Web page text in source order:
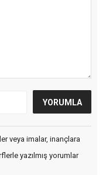
veya imalar, inançlara
yazılmış yorumlar